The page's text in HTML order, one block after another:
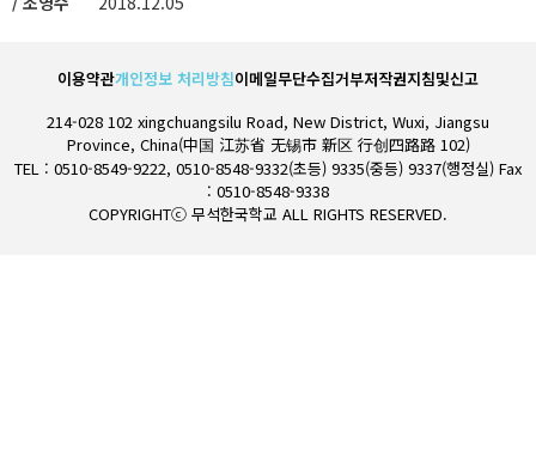
이용약관개인정보 처리방침이메일무단수집거부저작권지침및신고
214-028 102 xingchuangsilu Road, New District, Wuxi, Jiangsu
Province, China(中国 江苏省 无锡市 新区 行创四路路 102)
TEL : 0510-8549-9222, 0510-8548-9332(초등) 9335(중등) 9337(행정실) Fax
: 0510-8548-9338
COPYRIGHTⓒ 무석한국학교 ALL RIGHTS RESERVED.